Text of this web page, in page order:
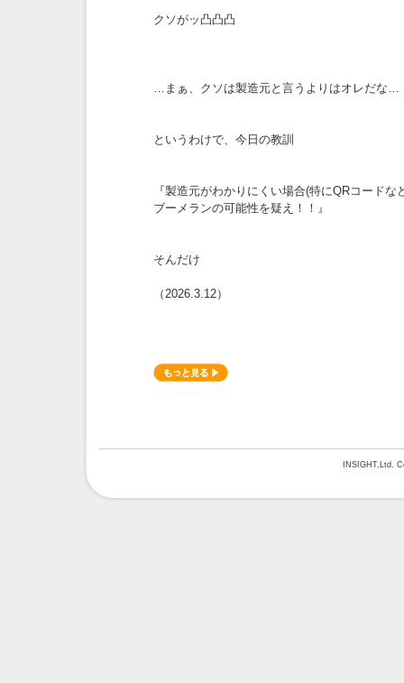
クソがッ凸凸凸
…まぁ、クソは製造元と言うよりはオレだな…
というわけで、今日の教訓
『製造元がわかりにくい場合(特にQRコードな
ブーメランの可能性を疑え！！』
そんだけ
（2026.3.12）
INSIGHT,Ltd.